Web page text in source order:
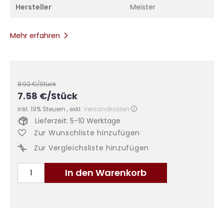
Hersteller Meister
Mehr erfahren
8.92€/Stück
7.58 €/Stück
Inkl. 19% Steuern , exkl. Versandkosten
In den Warenkorb
Lieferzeit: 5-10 Werktage
Zur Wunschliste hinzufügen
Zur Vergleichsliste hinzufügen